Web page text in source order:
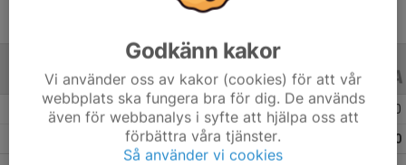
ALLA SERIER ALLA ÅR
Säsongen 25/26 0
0
Godkänn kakor
Vi använder oss av kakor (cookies) för att vår
webbplats ska fungera bra för dig. De används
även för webbanalys i syfte att hjälpa oss att
förbättra våra tjänster.
Så använder vi cookies